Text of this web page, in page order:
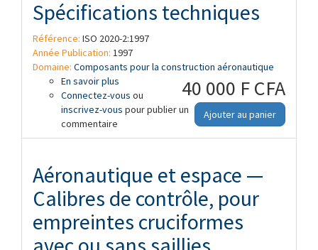
Spécifications techniques
Référence: ISO 2020-2:1997
Année Publication: 1997
Domaine: Composants pour la construction aéronautique
40 000 F CFA
Ajouter au panier
En savoir plus à propos de Aéronautique et espace —
Câbles en acier souples préformés pour
commandes d'aéronefs — Partie 2:
Spécifications techniques
Connectez-vous ou
inscrivez-vous pour publier un
commentaire
Aéronautique et espace —
Calibres de contrôle, pour
empreintes cruciformes